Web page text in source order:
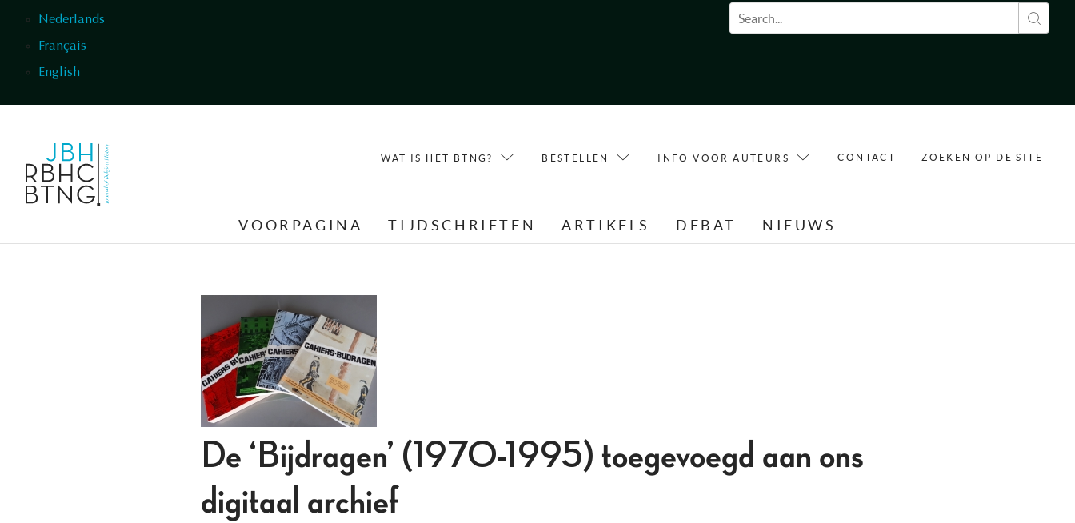
Nederlands
Français
English
Zoekveld
WAT IS HET BTNG? BESTELLEN INFO VOOR AUTEURS CONTACT ZOEKEN OP DE SITE
VOORPAGINA TIJDSCHRIFTEN ARTIKELS DEBAT NIEUWS
De ‘Bijdragen’ (1970-1995) toegevoegd aan ons
digitaal archief